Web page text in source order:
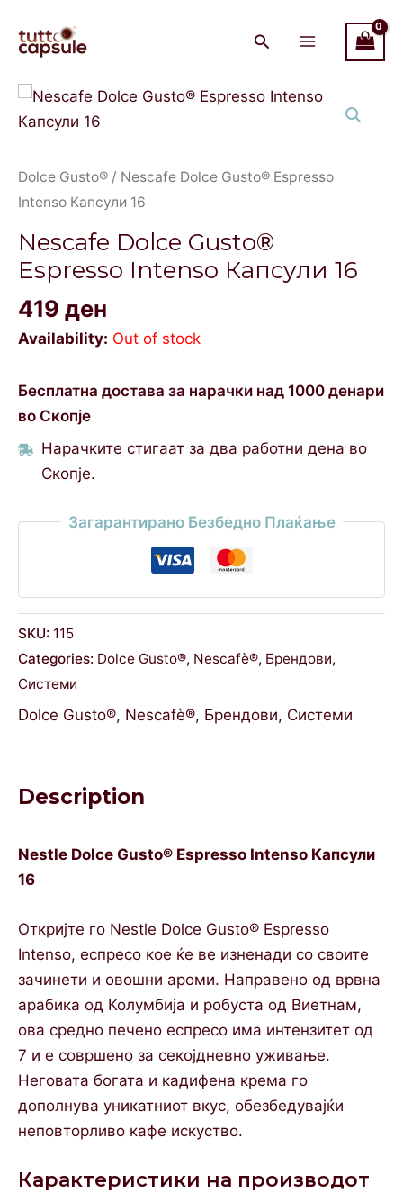
content
Main
Menu
Dolce Gusto® / Nescafe Dolce Gusto® Espresso
Intenso Капсули 16
Nescafe Dolce Gusto®
Espresso Intenso Капсули 16
419 ден
Availability: Out of stock
Бесплатна достава за нарачки над 1000 денари
во Скопје
Нарачките стигаат за два работни дена во
Скопје.
Загарантирано Безбедно Плаќање
SKU: 115
Categories: Dolce Gusto®, Nescafè®, Брендови,
Системи
Dolce Gusto®, Nescafè®, Брендови, Системи
Description
Nestle Dolce Gusto® Espresso Intenso Капсули
16
Откријте го Nestle Dolce Gusto® Espresso
Intenso, еспресо кое ќе ве изненади со своите
зачинети и овошни ароми. Направено од врвна
арабика од Колумбија и робуста од Виетнам,
ова средно печено еспресо има интензитет од
7 и е совршено за секојдневно уживање.
Неговата богата и кадифена крема го
дополнува уникатниот вкус, обезбедувајќи
неповторливо кафе искуство.
Карактеристики на производот